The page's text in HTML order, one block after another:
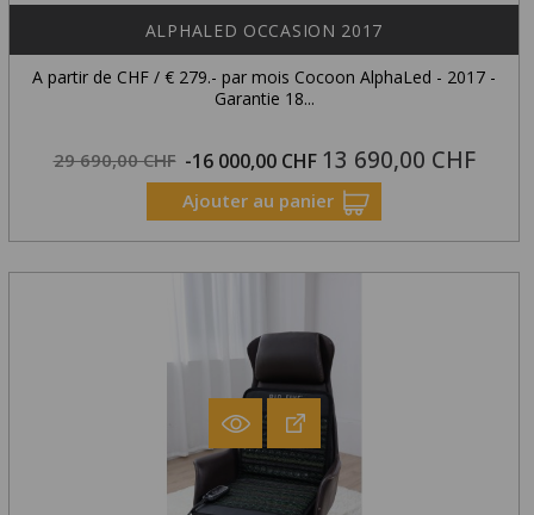
Exclusivité Web !
ALPHALED OCCASION 2017
A partir de CHF / € 279.- par mois Cocoon AlphaLed - 2017 -
Garantie 18...
Prix
29 690,00 CHF -16 000,00 CHF Prix
13 690,00 CHF
Ajouter au panier